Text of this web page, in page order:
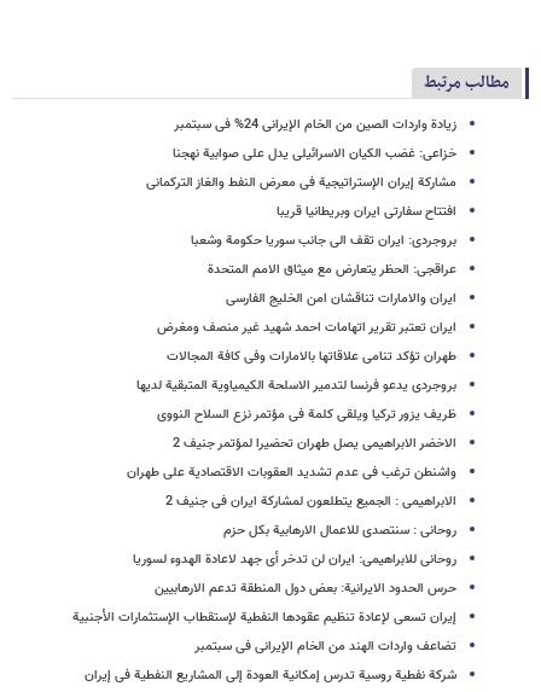
مطالب مرتبط
زیادة واردات الصین من الخام الإیرانی 24% فی سبتمبر
خزاعی: غضب الکیان الاسرائیلی یدل علی صوابیة نهجنا
مشارکة إیران الإستراتیجیة فی معرض النفط والغاز الترکمانی
افتتاح سفارتی ایران وبریطانیا قریبا
بروجردی: ایران تقف الی جانب سوریا حکومة وشعبا
عراقجی: الحظر یتعارض مع میثاق الامم المتحدة
ایران والامارات تناقشان امن الخلیج الفارسی
ایران تعتبر تقریر اتهامات احمد شهید غیر منصف ومغرض
طهران تؤکد تنامی علاقاتها بالامارات وفی کافة المجالات
بروجردی یدعو فرنسا لتدمیر الاسلحة الکیمیاویة المتبقیة لدیها
ظریف یزور ترکیا ویلقی کلمة فی مؤتمر نزع السلاح النووی
الاخضر الابراهیمی یصل طهران تحضیرا لمؤتمر جنیف 2
واشنطن ترغب فی عدم تشدید العقوبات الاقتصادیة على طهران
الابراهیمی : الجمیع یتطلعون لمشارکة ایران فی جنیف 2
روحانی : سنتصدى للاعمال الارهابیة بکل حزم
روحانی للابراهیمی: ایران لن تدخر أی جهد لاعادة الهدوء لسوریا
حرس الحدود الایرانیة: بعض دول المنطقة تدعم الارهابیین
إیران تسعی لإعادة تنظیم عقودها النفطیة لإستقطاب الإستثمارات الأجنبیة
تضاعف واردات الهند من الخام الإیرانی فی سبتمبر
شرکة نفطیة روسیة تدرس إمکانیة العودة إلی المشاریع النفطیة فی إیران